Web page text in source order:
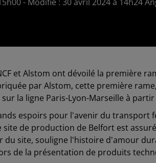
et Alstom ont dévoilé la première
par Alstom, cette première
sur la ligne Paris-Lyon-Marseille à partir
espoirs pour l'avenir du transport
site de production de Belfort est
du site, souligne l'histoire d'amour
de la présentation de produits